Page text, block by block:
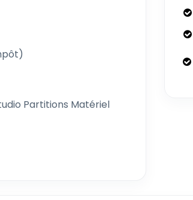
Partitions Matériel